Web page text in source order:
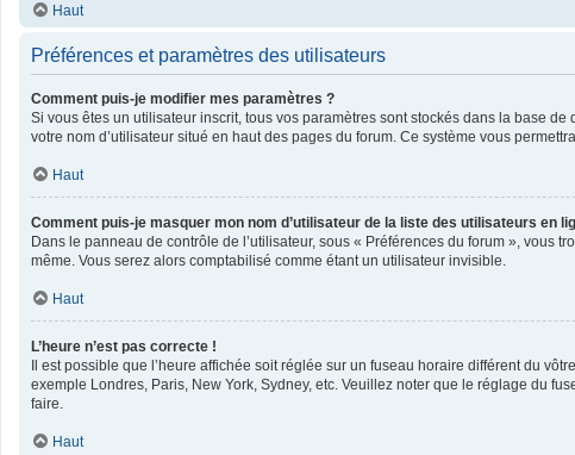
Haut
Préférences et paramètres des utilisateurs
Comment puis-je modifier mes paramètres ?
Si vous êtes un utilisateur inscrit, tous vos paramètres sont stockés dans la base
votre nom d’utilisateur situé en haut des pages du forum. Ce système vous
Haut
Comment puis-je masquer mon nom d’utilisateur de la liste des utilisateurs en
Dans le panneau de contrôle de l’utilisateur, sous « Préférences du forum », vous
même. Vous serez alors comptabilisé comme étant un utilisateur invisible.
Haut
L’heure n’est pas correcte !
Il est possible que l’heure affichée soit réglée sur un fuseau horaire différent du
exemple Londres, Paris, New York, Sydney, etc. Veuillez noter que le réglage du
faire.
Haut